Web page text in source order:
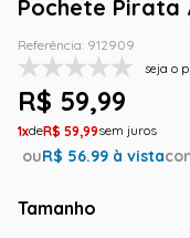
Pochete Pirata
Referência: 912909
seja o
R$ 59,99
1 R$ 59,99
ouR$ 56.99 à vista
Tamanho